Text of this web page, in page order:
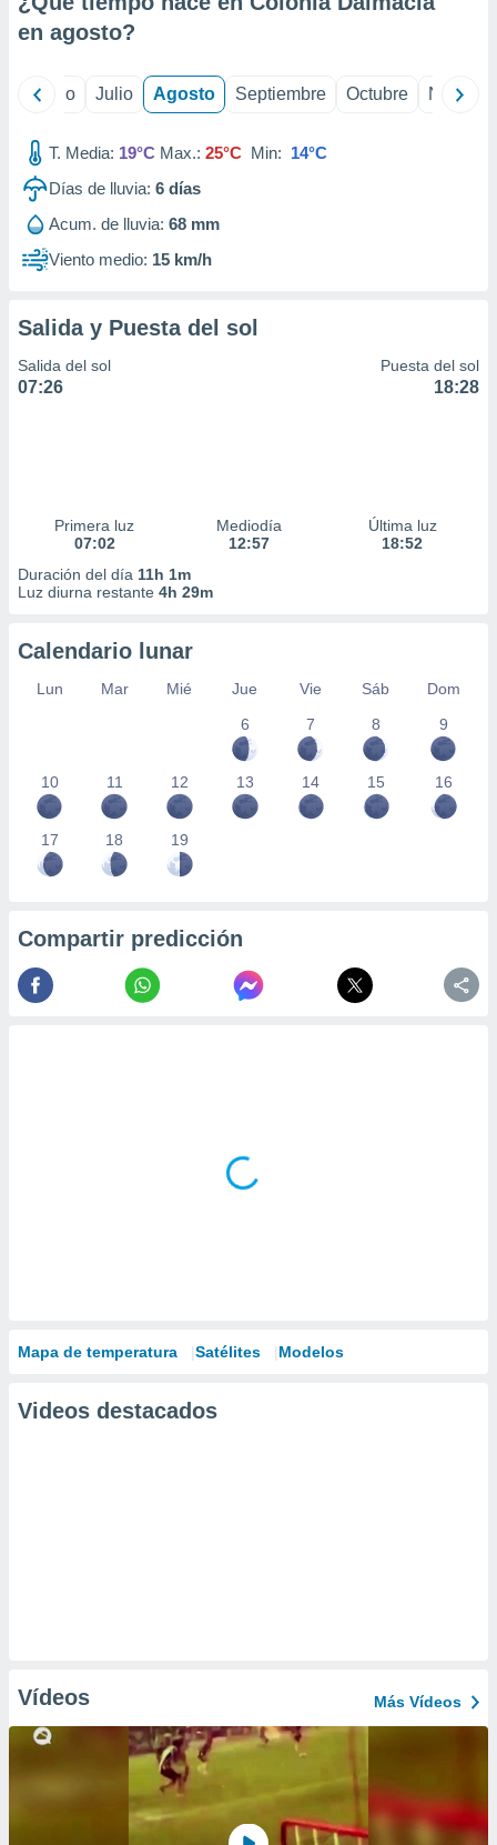
e
publicidad
publicidad
de
en agosto?
Junio Julio Agosto Septiembre Octubre
T. Media: 19°C Max.: 25°C Min: 14°C
Días de lluvia: 6 días
Acum. de lluvia: 68 mm
Viento medio: 15 km/h
Salida y Puesta del sol
Salida del sol
07:26
Puesta del sol
18:28
Primera luz
07:02
Mediodía
12:57
Última luz
18:52
Duración del día 11h 1m
Luz diurna restante 4h 29m
Calendario lunar
Lun Mar Mié Jue Vie Sáb
Dom
6
7 8 9
10 11 12 13 14 15 16
17 18 19
Compartir predicción
Mapa de temperatura Satélites Modelos
Videos destacados
Vídeos Más Vídeos